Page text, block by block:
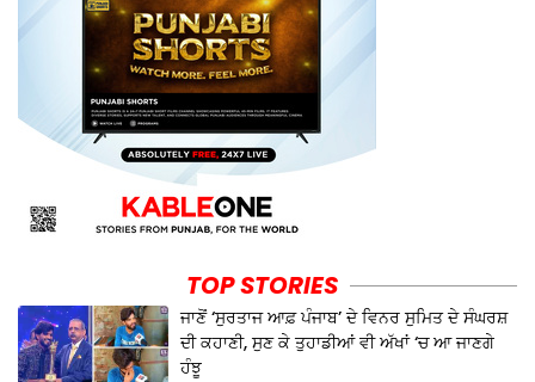
TOP STORIES
ਜਾਣੋਂ ‘ਸੁਰਤਾਜ ਆਫ਼ ਪੰਜਾਬ’ ਦੇ ਵਿਨਰ ਸੁਮਿਤ ਦੇ ਸੰਘਰਸ਼
ਦੀ ਕਹਾਣੀ, ਸੁਣ ਕੇ ਤੁਹਾਡੀਆਂ ਵੀ ਅੱਖਾਂ ‘ਚ ਆ ਜਾਣਗੇ
ਹੰਝੂ